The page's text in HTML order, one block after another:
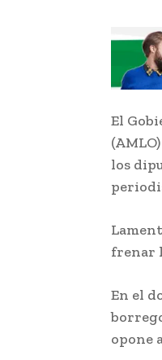
El
los
frenar
En el
opone